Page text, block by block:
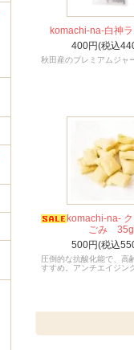
komachi-na-白神
400円(税込
秋田産のプレミアムジャ
komachi-na-
ごみ 35g
500円(税込
圧倒的な抗酸化能で、高
すすめ。アンチエイジン